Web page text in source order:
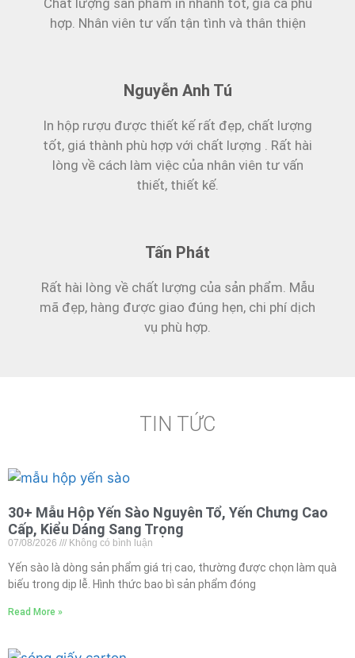
hợp. Nhân viên tư vấn tận tình và thân thiện
Nguyễn Anh Tú
In hộp rượu được thiết kế rất đẹp, chất lượng
tốt, giá thành phù hợp với chất lượng . Rất hài
lòng về cách làm việc của nhân viên tư vấn
thiết, thiết kế.
Tấn Phát
Rất hài lòng về chất lượng của sản phẩm. Mẫu
mã đẹp, hàng được giao đúng hẹn, chi phí dịch
vụ phù hợp.
TIN TỨC
30+ Mẫu Hộp Yến Sào Nguyên Tổ, Yến Chưng Cao
Cấp, Kiểu Dáng Sang Trọng
07/08/2026 Không có bình luận
Yến sào là dòng sản phẩm giá trị cao, thường được chọn làm quà
biếu trong dịp lễ. Hình thức bao bì sản phẩm đóng
Read More »